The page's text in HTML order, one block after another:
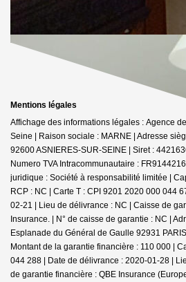
Mentions légales
Affichage des informations légales : Agence
Seine | Raison sociale : MARNE | Adresse
92600 ASNIERES-SUR-SEINE | Siret :
Numero TVA Intracommunautaire :
juridique : Société à responsabilité limitée |
RCP : NC | Carte T : CPI 9201 2020 000 044
02-21 | Lieu de délivrance : NC | Caisse de
Insurance. | N° de caisse de garantie : NC |
Esplanade du Général de Gaulle 92931
Montant de la garantie financière : 110 000 |
044 288 | Date de délivrance : 2020-01-28 |
de garantie financière : QBE Insurance